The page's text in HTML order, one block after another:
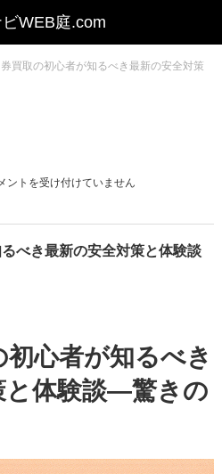
買取の初心者が知るべき最新の安全対策
ントを受け付けていません
べき最新の安全対策と体験談
心者が知るべき
と体験談—驚きの